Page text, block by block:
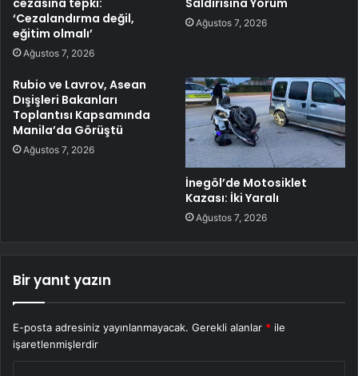
‘Cezalandırma değil,
eğitim olmalı’
Ağustos 7, 2026
Ağustos 7, 2026
Rubio ve Lavrov, Asean
Dışişleri Bakanları
Toplantısı Kapsamında
Manila’da Görüştü
Ağustos 7, 2026
İnegöl’de Motosiklet
Kazası: İki Yaralı
Ağustos 7, 2026
Bir yanıt yazın
E-posta adresiniz yayınlanmayacak. Gerekli alanlar * ile
işaretlenmişlerdir